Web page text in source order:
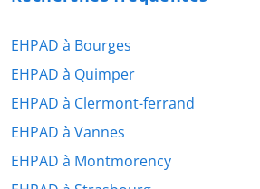
EHPAD à Bourges
EHPAD à Quimper
EHPAD à Clermont-ferrand
EHPAD à Vannes
EHPAD à Montmorency